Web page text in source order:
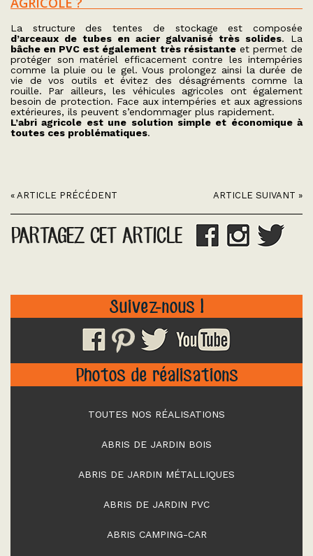
La structure des tentes de stockage est composée
d’arceaux de tubes en acier galvanisé très solides. La
bâche en PVC est également très résistanteet permet de
protéger son matériel efficacement contre les intempéries
comme la pluie ou le gel. Vous prolongez ainsi la durée de
vie de vos outils et évitez des désagréments comme la
rouille. Par ailleurs, les véhicules agricoles ont également
besoin de protection. Face aux intempéries et aux agressions
extérieures, ils peuvent s’endommager plus rapidement.
L’abri agricole est une solution simple et économique à
toutes ces problématiques.
« ARTICLE PRÉCÉDENT ARTICLE SUIVANT »
PARTAGEZ CET ARTICLE
Suivez-nous !
Photos de réalisations
TOUTES NOS RÉALISATIONS
ABRIS DE JARDIN BOIS
ABRIS DE JARDIN MÉTALLIQUES
ABRIS DE JARDIN PVC
ABRIS CAMPING-CAR